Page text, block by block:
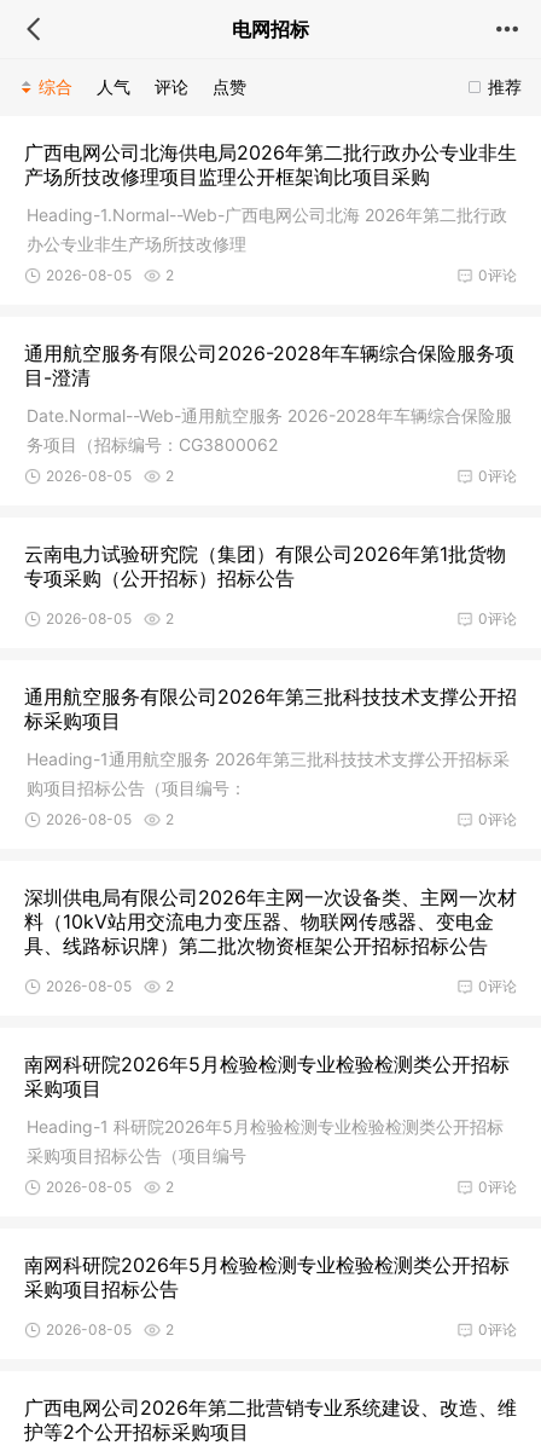
电网招标
推荐
综合 人气 评论 点赞
广西电网公司北海供电局2026年第二批行政办公专业非生
产场所技改修理项目监理公开框架询比项目采购
Heading-1.Normal--Web-广西电网公司北海 2026年第二批行政
办公专业非生产场所技改修理
0评论
2026-08-05 2
通用航空服务有限公司2026-2028年车辆综合保险服务项
目-澄清
Date.Normal--Web-通用航空服务 2026-2028年车辆综合保险服
务项目（招标编号：CG3800062
0评论
2026-08-05 2
云南电力试验研究院（集团）有限公司2026年第1批货物
专项采购（公开招标）招标公告
0评论
2026-08-05 2
通用航空服务有限公司2026年第三批科技技术支撑公开招
标采购项目
Heading-1通用航空服务 2026年第三批科技技术支撑公开招标采
购项目招标公告（项目编号：
0评论
2026-08-05 2
深圳供电局有限公司2026年主网一次设备类、主网一次材
料（10kV站用交流电力变压器、物联网传感器、变电金
具、线路标识牌）第二批次物资框架公开招标招标公告
0评论
2026-08-05 2
南网科研院2026年5月检验检测专业检验检测类公开招标
采购项目
Heading-1 科研院2026年5月检验检测专业检验检测类公开招标
采购项目招标公告（项目编号
0评论
2026-08-05 2
南网科研院2026年5月检验检测专业检验检测类公开招标
采购项目招标公告
0评论
2026-08-05 2
广西电网公司2026年第二批营销专业系统建设、改造、维
护等2个公开招标采购项目